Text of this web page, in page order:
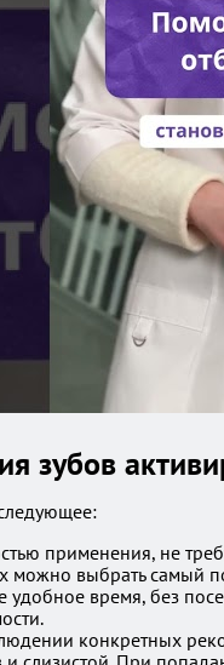
зубов
применения, не
можно выбрать самый
время, без
конкретных